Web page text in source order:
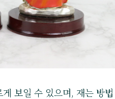
보일 수 있으며, 재는 방법